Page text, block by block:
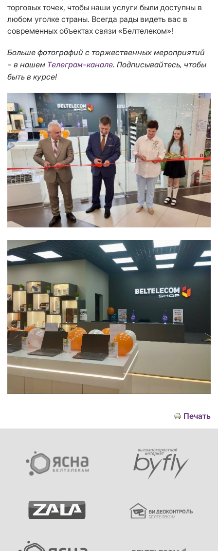
торговых точек, чтобы наши услуги были доступны в
любом уголке страны. Всегда рады видеть вас в
современных объектах связи «Белтелеком»!
Больше фотографий с торжественных мероприятий
– в нашем Телеграм-канале. Подписывайтесь, чтобы
быть в курсе!
Печать